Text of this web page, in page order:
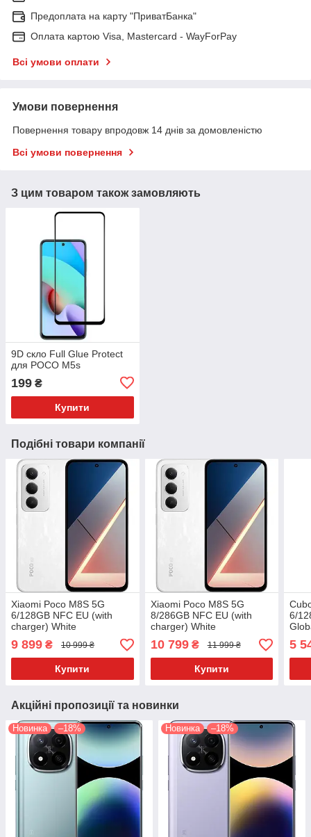
Предоплата на карту "ПриватБанка"
Оплата картою Visa, Mastercard - WayForPay
Всі умови оплати
Умови повернення
Повернення товару впродовж 14 днів за домовленістю
Всі умови повернення
З цим товаром також замовляють
9D скло Full Glue Protect
для POCO M5s
199 ₴
Купити
Подібні товари компанії
Xiaomi Poco M8S 5G
6/128GB NFC EU (with
charger) White
9 899 ₴ 10 999 ₴
Купити
Xiaomi Poco M8S 5G
8/286GB NFC EU (with
charger) White
10 799₴ 11 999 ₴
Купити
6/
5
Акційні пропозиції та новинки
Новинка –18% Новинка –18%